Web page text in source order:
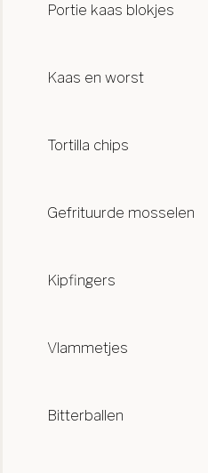
Portie kaas blokjes
Kaas en worst
Tortilla chips
Gefrituurde mosselen
Kipfingers
Vlammetjes
Bitterballen